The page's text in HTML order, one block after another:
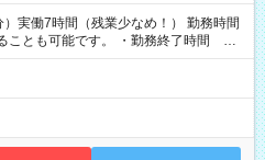
実働7時間（残業少なめ！） 勤務時間
ことも可能です。 ・勤務終了時間
～07:00